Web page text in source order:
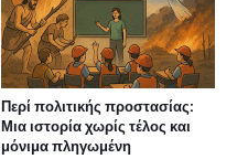
Περί πολιτικής προστασίας:
Μια ιστορία χωρίς τέλος και
μόνιμα πληγωμένη